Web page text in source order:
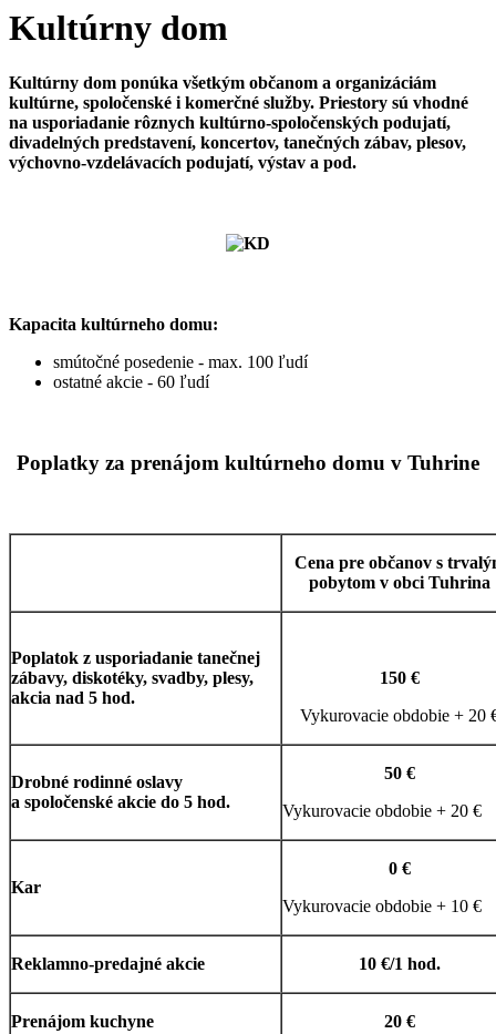
Kultúrny dom
Kultúrny dom ponúka všetkým občanom a organizáciám
kultúrne, spoločenské i komerčné služby. Priestory sú vhodné
na usporiadanie rôznych kultúrno-spoločenských podujatí,
divadelných predstavení, koncertov, tanečných zábav, plesov,
výchovno-vzdelávacích podujatí, výstav a pod.
Kapacita kultúrneho domu:
smútočné posedenie - max. 100 ľudí
ostatné akcie - 60 ľudí
Poplatky za prenájom kultúrneho domu v Tuhrine
Cena pre občanov s
pobytom v obci Tuhrina
Poplatok z usporiadanie tanečnej
zábavy, diskotéky, svadby, plesy,
akcia nad 5 hod.
150 €
Vykurovacie obdobie + 20
Drobné rodinné oslavy
a spoločenské akcie do 5 hod.
50 €
Vykurovacie obdobie + 20 €
Kar
0 €
Vykurovacie obdobie + 10 €
Reklamno-predajné akcie 10 €/1 hod.
Prenájom kuchyne 20 €